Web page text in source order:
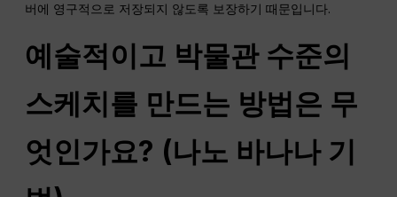
버에 영구적으로 저장되지 않도록 보장하기 때문입니다.
예술적이고 박물관 수준의
스케치를 만드는 방법은 무
엇인가요? (나노 바나나 기